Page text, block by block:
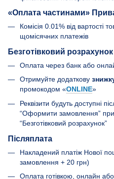
«Оплата частинами»
Комісія 0.01% від вартості
щомісячних платежів
Безготівковий розрахунок
Оплата через банк або
Отримуйте додаткову
промокодом «ONLINE»
Реквізити будуть доступні
“Оформити замовлення”
“Безготівковий розрахунок”
Післяплата
Накладений платіж Нової
замовлення + 20 грн)
Оплата готівкою, онлайн